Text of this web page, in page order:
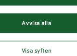
Avvisa alla
Visa syften